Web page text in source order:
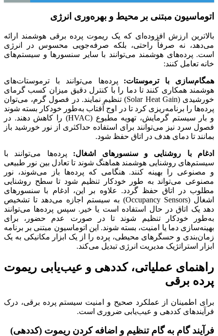
اتوماسیون مبتنی بر محیط و بهره‌وری انرژی
بالاترین ارزش افزوده‌ای که یک ریموت پرده برقی هوشمند ارائه
می‌دهد، نه صرفاً راحتی، بلکه صرفه‌جویی محسوس در انرژی
است. پرده‌های هوشمند می‌توانند با سایر سنسورها و سیستم‌های
خانه تعامل کنند:
همگام‌سازی با ترموستات: پرده‌ها می‌توانند با ترموستات‌های
هوشمند همکاری کنند تا دما را با کنترل دقیق میزان کسب گرمای
خورشیدی (Solar Heat Gain) تنظیم نمایند. در فصول گرم، می‌توان
پرده‌ها را برنامه‌ریزی کرد تا در اوج آفتاب به‌طور خودکار بسته شوند
و بار سیستم گرمایش، تهویه مطبوع (HVAC) را کاهش دهند. در
فصول سرد نیز می‌توانند برای استفاده حداکثری از نور خورشید باز
بمانند تا دمای هدف در اتاق حفظ شود.
ادغام با روشنایی و سنسورهای اشغال: پرده‌ها می‌توانند با
سیستم‌های روشنایی هوشمند هماهنگ شوند تا تعادل بین نور طبیعی
و مصنوعی را بهینه کنند. هنگامی که پرده‌ها باز می‌شوند، نور
مصنوعی می‌تواند به طور خودکار تنظیم شود تا سطح روشنایی
مطلوب در اتاق حفظ گردد. علاوه بر این، ادغام با سنسورهای
اشغال (Occupancy Sensors) به سیستم اجازه می‌دهد تا تشخیص
دهد یک اتاق در حال استفاده است یا خیر. سپس پرده‌ها می‌توانند
به‌طور خودکار تنظیم شوند تا در صورت عدم حضور، برای
بهینه‌سازی دما یا امنیت، بسته شوند. این اتوماسیون مبتنی بر برنامه
زمان‌بندی و حسگرهای محیطی، پرده را از یک ابزار مکانیکی به یک
ابزار استراتژیک مدیریت انرژی تبدیل می‌کند.
راهنمای عملیاتی، کددهی و عیب‌یابی ریموت
پرده برقی
برای اطمینان از عملکرد صحیح و امنیت سیستم پرده برقی، درک
فرآیندهای کددهی و عیب‌یابی ضروری است.
فرآیند گام به گام تنظیم و اضافه کردن ریموت (کددهی)